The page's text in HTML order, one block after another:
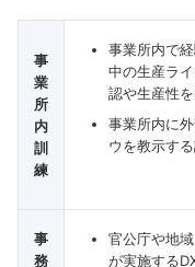
事
業
所
内
訓
練
事業所内で
中の生産ラ
認や生産性
事業所内に
ウを教示す
事
務
官公庁や地
が実施する